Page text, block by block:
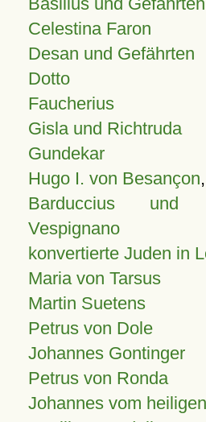
Celestina Faron
Desan und Gefährten
Dotto
Faucherius
Gisla und Richtruda
Gundekar
Hugo I. von Besançon,
Barduccius und
Vespignano
konvertierte Juden in
Maria von Tarsus
Martin Suetens
Petrus von Dole
Johannes Gontinger
Petrus von Ronda
Johannes vom